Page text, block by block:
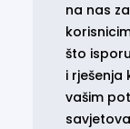
na nas
što
i rješenja
vašim